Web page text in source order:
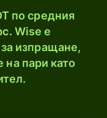
по средния
Wise е
изпращане,
пари като